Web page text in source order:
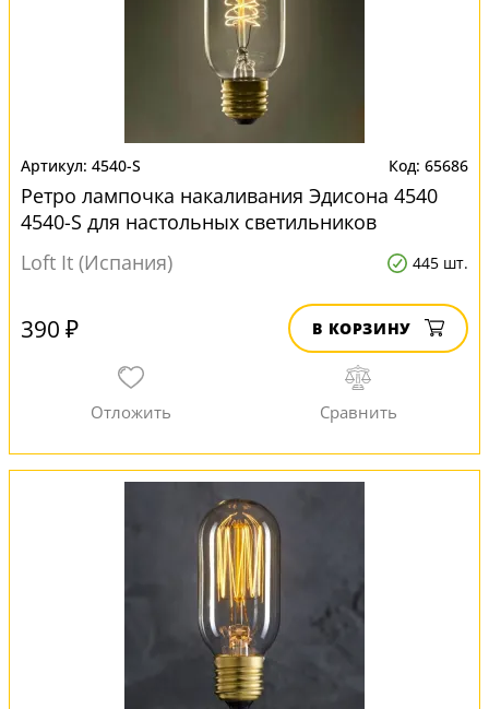
4540-S 65686
Ретро лампочка накаливания Эдисона 4540
4540-S для настольных светильников
Loft It (Испания)
445 шт.
390 ₽ В КОРЗИНУ